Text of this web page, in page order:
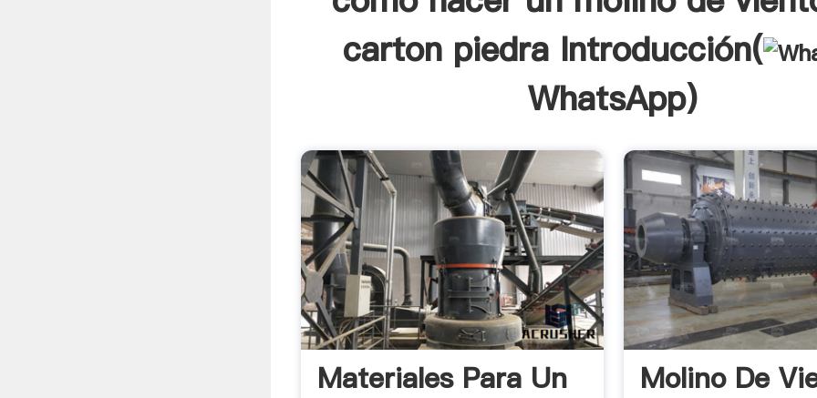
carton piedra Introducción(
WhatsApp)
Materiales Para Un
Molino De